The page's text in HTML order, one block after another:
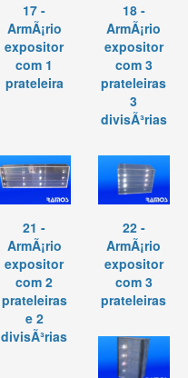
17 -
ArmÃ¡rio
expositor
com 1
prateleira
18 -
ArmÃ¡rio
expositor
com 3
prateleiras
3
divisÃ³rias
21 -
ArmÃ¡rio
expositor
com 2
prateleiras
e 2
divisÃ³rias
22 -
ArmÃ¡rio
expositor
com 3
prateleiras